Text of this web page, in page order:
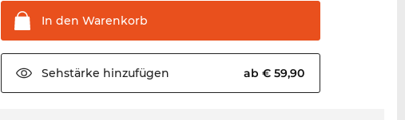
In den Warenkorb
Sehstärke hinzufügen ab € 59,90